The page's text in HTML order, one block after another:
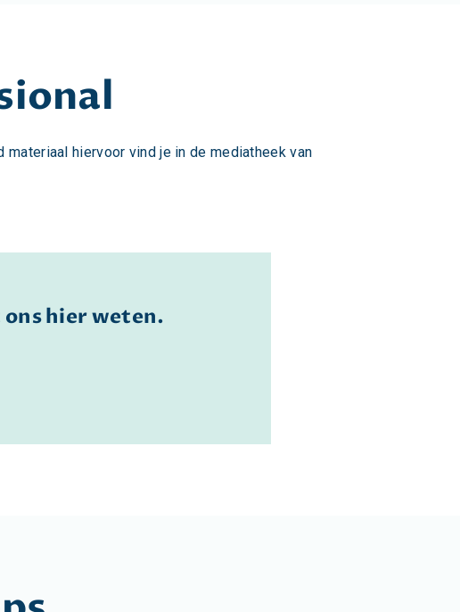
hiervoor vind je in de mediatheek van
ons hier weten.